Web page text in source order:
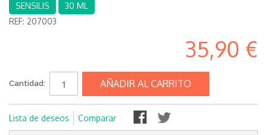
SENSILIS
30 ML
REF: 207003
35,90 €
Cantidad: AÑADIR AL CARRITO
Lista de deseos Comparar